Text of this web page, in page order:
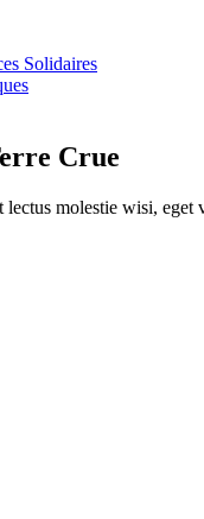
Solidaires
Crue
molestie wisi,